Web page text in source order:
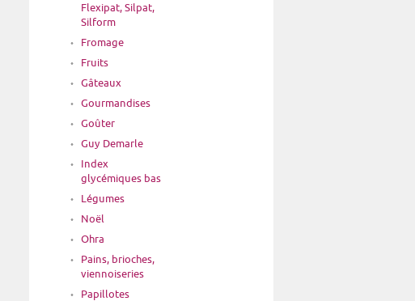
Flexipat, Silpat,
Silform
Fromage
Fruits
Gâteaux
Gourmandises
Goûter
Guy Demarle
Index
glycémiques bas
Légumes
Noël
Ohra
Pains, brioches,
viennoiseries
Papillotes